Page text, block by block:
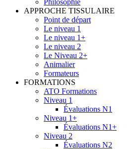
APPROCHE TISSULAIRE
Point de départ
Le niveau 1
Le niveau 1+
Le niveau 2
Le Niveau 2+
Animalier
Formateurs
FORMATIONS
ATO Formations
Niveau 1
Évaluations N1
Niveau 1+
Évaluations N1+
Niveau 2
Évaluations N2